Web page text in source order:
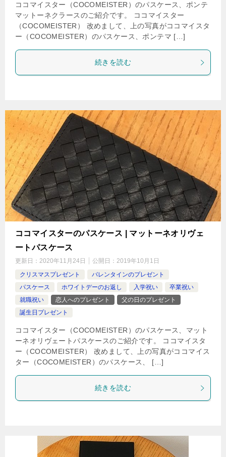
ココマイスター（COCOMEISTER）のパスケース、ポンテ
マットーネクラースのご紹介です。 ココマイスター
（COCOMEISTER） 改めまして、上の写真がココマイスタ
ー（COCOMEISTER）のパスケース、ポンテマ […]
続きを読む
ココマイスターのパスケース | マットーネオリヴェ
ートパスケース
更新日： 2020年11月24日 公開日： 2019年10月1日
クリスマスプレゼント
バレンタインのプレゼント
パスケース
ホワイトデーのお返し 入学祝い
卒業祝い
就職祝い
恋人へのプレゼント
父の日のプレゼント
誕生日プレゼント
ココマイスター（COCOMEISTER）のパスケース、マット
ーネオリヴェートパスケースのご紹介です。 ココマイスタ
ー（COCOMEISTER） 改めまして、上の写真がココマイス
ター（COCOMEISTER）のパスケース、 […]
続きを読む